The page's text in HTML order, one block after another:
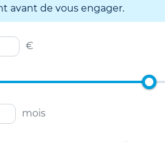
avant de vous engager.
€
mois